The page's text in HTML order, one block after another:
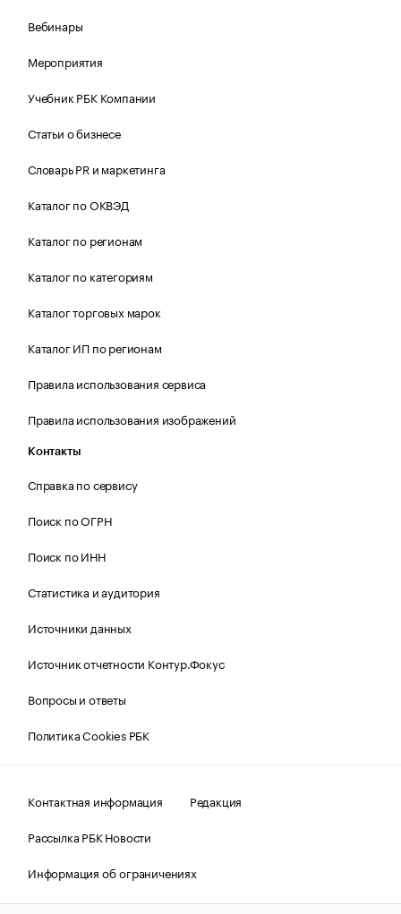
Вебинары
Мероприятия
Учебник РБК Компании
Статьи о бизнесе
Словарь PR и маркетинга
Каталог по ОКВЭД
Каталог по регионам
Каталог по категориям
Каталог торговых марок
Каталог ИП по регионам
Правила использования сервиса
Правила использования изображений
Контакты
Справка по сервису
Поиск по ОГРН
Поиск по ИНН
Статистика и аудитория
Источники данных
Источник отчетности Контур.Фокус
Вопросы и ответы
Политика Cookies РБК
Контактная информация
Редакция
Рассылка РБК Новости
Информация об ограничениях
Правовая информация
О соблюдении авторских прав